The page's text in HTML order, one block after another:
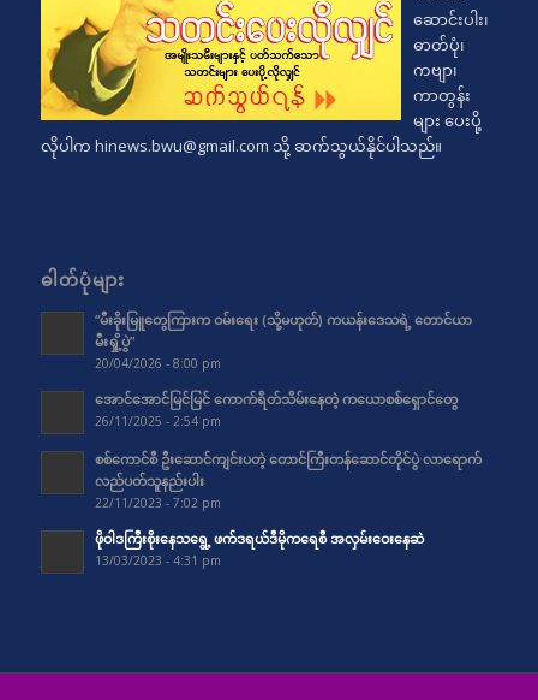
ဆောင်းပါး၊
ဓာတ်ပုံ၊
ကဗျာ၊
ကာတွန်း
များ ပေးပို့
လိုပါက hinews.bwu@gmail.com သို့ ဆက်သွယ်နိုင်ပါသည်။
ဓါတ်ပုံများ
“မီးခိုးမြူတွေကြားက ဝမ်းရေး (သို့မဟုတ်) ကယန်းဒေသရဲ့ တောင်ယာ
မီးရှို့ပွဲ”
20/04/2026 - 8:00 pm
အောင်အောင်မြင်မြင် ကောက်ရိတ်သိမ်းနေတဲ့ ကယောစစ်ရှောင်တွေ
26/11/2025 - 2:54 pm
စစ်ကောင်စီ ဦးဆောင်ကျင်းပတဲ့ တောင်ကြီးတန်ဆောင်တိုင်ပွဲ လာရောက်
လည်ပတ်သူနည်းပါး
22/11/2023 - 7:02 pm
ဖိုဝါဒကြီးစိုးနေသရွေ့ ဖက်ဒရယ်ဒီမိုကရေစီ အလှမ်းဝေးနေဆဲ
13/03/2023 - 4:31 pm